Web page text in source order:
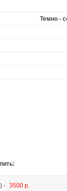
Темно -
- 3500 р.